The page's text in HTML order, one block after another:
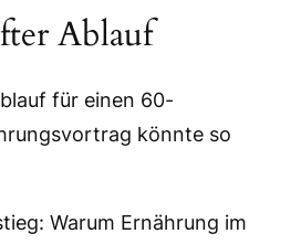
Ablauf
für einen 60-
könnte so
Warum Ernährung im